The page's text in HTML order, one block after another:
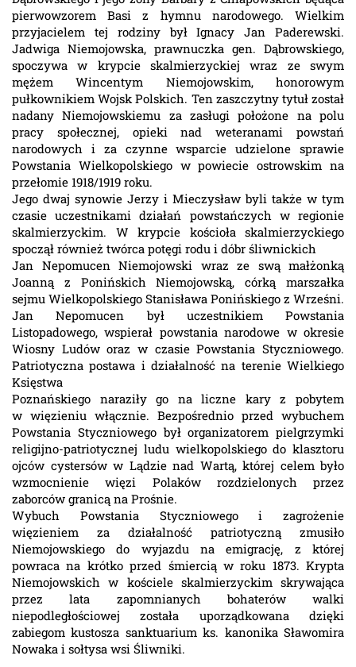
pierwowzorem Basi z hymnu narodowego. Wielkim
przyjacielem tej rodziny był Ignacy Jan Paderewski.
Jadwiga Niemojowska, prawnuczka gen. Dąbrowskiego,
spoczywa w krypcie skalmierzyckiej wraz ze swym
mężem Wincentym Niemojowskim, honorowym
pułkownikiem Wojsk Polskich. Ten zaszczytny tytuł został
nadany Niemojowskiemu za zasługi położone na polu
pracy społecznej, opieki nad weteranami powstań
narodowych i za czynne wsparcie udzielone sprawie
Powstania Wielkopolskiego w powiecie ostrowskim na
przełomie 1918/1919 roku.
Jego dwaj synowie Jerzy i Mieczysław byli także w tym
czasie uczestnikami działań powstańczych w regionie
skalmierzyckim. W krypcie kościoła skalmierzyckiego
spoczął również twórca potęgi rodu i dóbr śliwnickich
Jan Nepomucen Niemojowski wraz ze swą małżonką
Joanną z Ponińskich Niemojowską, córką marszałka
sejmu Wielkopolskiego Stanisława Ponińskiego z Wrześni.
Jan Nepomucen był uczestnikiem Powstania
Listopadowego, wspierał powstania narodowe w okresie
Wiosny Ludów oraz w czasie Powstania Styczniowego.
Patriotyczna postawa i działalność na terenie Wielkiego
Księstwa
Poznańskiego naraziły go na liczne kary z pobytem
w więzieniu włącznie. Bezpośrednio przed wybuchem
Powstania Styczniowego był organizatorem pielgrzymki
religijno-patriotycznej ludu wielkopolskiego do klasztoru
ojców cystersów w Lądzie nad Wartą, której celem było
wzmocnienie więzi Polaków rozdzielonych przez
zaborców granicą na Prośnie.
Wybuch Powstania Styczniowego i zagrożenie
więzieniem za działalność patriotyczną zmusiło
Niemojowskiego do wyjazdu na emigrację, z której
powraca na krótko przed śmiercią w roku 1873. Krypta
Niemojowskich w kościele skalmierzyckim skrywająca
przez lata zapomnianych bohaterów walki
niepodległościowej została uporządkowana dzięki
zabiegom kustosza sanktuarium ks. kanonika Sławomira
Nowaka i sołtysa wsi Śliwniki.